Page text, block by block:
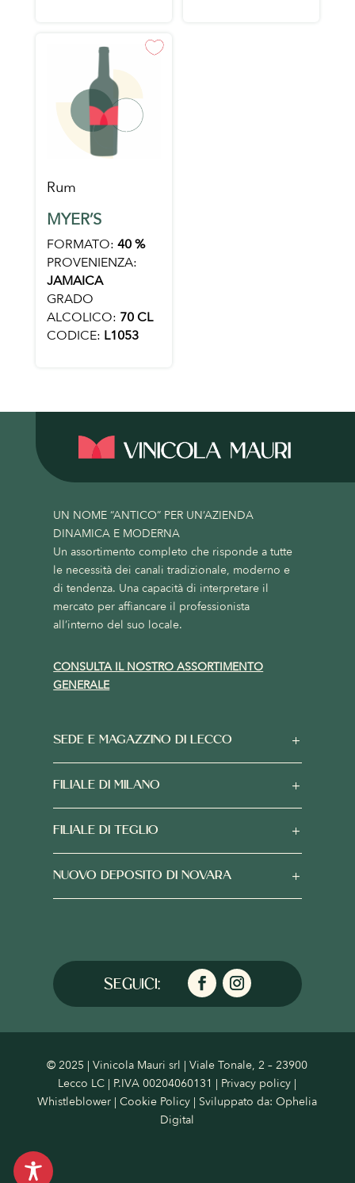
Rum
MYER’S
FORMATO: 40 %
PROVENIENZA:
JAMAICA
GRADO
ALCOLICO: 70 CL
CODICE: L1053
UN NOME “ANTICO” PER UN’AZIENDA
DINAMICA E MODERNA
Un assortimento completo che risponde a tutte
le necessità dei canali tradizionale, moderno e
di tendenza. Una capacità di interpretare il
mercato per affiancare il professionista
all’interno del suo locale.
CONSULTA IL NOSTRO ASSORTIMENTO
GENERALE
SEDE E MAGAZZINO DI LECCO
FILIALE DI MILANO
FILIALE DI TEGLIO
NUOVO DEPOSITO DI NOVARA
© 2025 | Vinicola Mauri srl | Viale Tonale, 2 – 23900
Lecco LC | P.IVA 00204060131 | Privacy policy |
Whistleblower |Cookie Policy | Sviluppato da:Ophelia
Digital